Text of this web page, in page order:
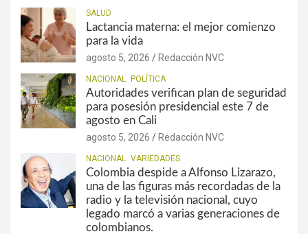
SALUD
Lactancia materna: el mejor comienzo
para la vida
agosto 5, 2026 Redacción NVC
NACIONAL POLÍTICA
Autoridades verifican plan de seguridad
para posesión presidencial este 7 de
agosto en Cali
agosto 5, 2026 Redacción NVC
NACIONAL VARIEDADES
Colombia despide a Alfonso Lizarazo,
una de las figuras más recordadas de la
radio y la televisión nacional, cuyo
legado marcó a varias generaciones de
colombianos.